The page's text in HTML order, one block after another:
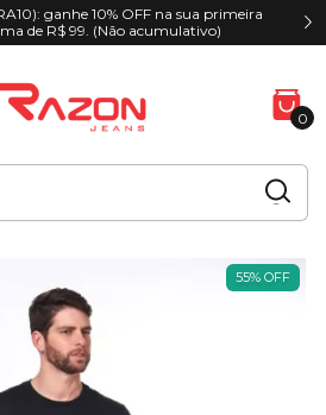
ganhe 10% OFF na sua primeira
de R$ 99. (Não acumulativo)
0
55% OFF